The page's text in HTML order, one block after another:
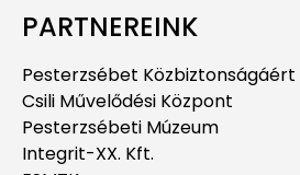
PARTNEREINK
Pesterzsébet
Csili Művelődési Központ
Pesterzsébeti Múzeum
Integrit-XX. Kft.